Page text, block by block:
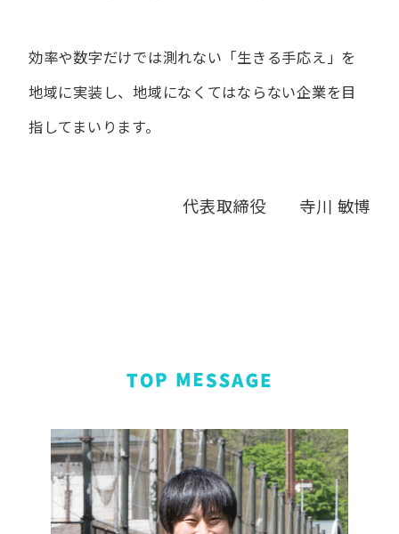
効率や数字だけでは測れない「生きる手応え」を
地域に実装し、地域になくてはならない企業を目
指してまいります。
代表取締役 寺川 敏博